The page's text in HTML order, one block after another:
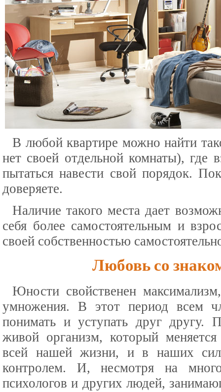
В любой квартире можно найти
нет своей отдельной комнаты), где
пытаться навести свой порядок.
доверяете.
Наличие такого места дает
себя более самостоятельным и
своей собственностью
Любовь со
Юности свойственен
умножения. В этот период всем
понимать и уступать друг другу.
живой организм, который
всей нашей жизни, и в наших
контролем. И, несмотря на
психологов и других людей,